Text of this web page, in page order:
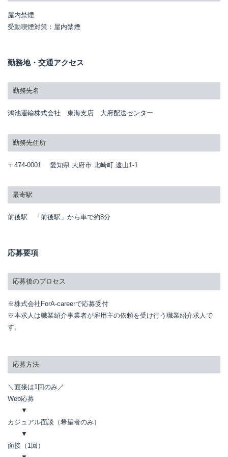
屋内禁煙
受動喫煙対策：屋内禁煙
勤務地・交通アクセス
勤務先名
鴻池運輸株式会社 東海支店 大府配送センター
勤務先住所
〒474-0001 愛知県 大府市 北崎町 遠山1-1
最寄駅
前後駅 「前後駅」から車で約8分
応募要項
応募後のプロセス
※株式会社ForA-careerで応募受付
※本求人は職業紹介事業者が雇用主の依頼を受け行う職業紹介求人で
す。
応募方法
＼面接は1回のみ／
Web応募
▼
カジュアル面談（希望者のみ）
▼
面接（1回）